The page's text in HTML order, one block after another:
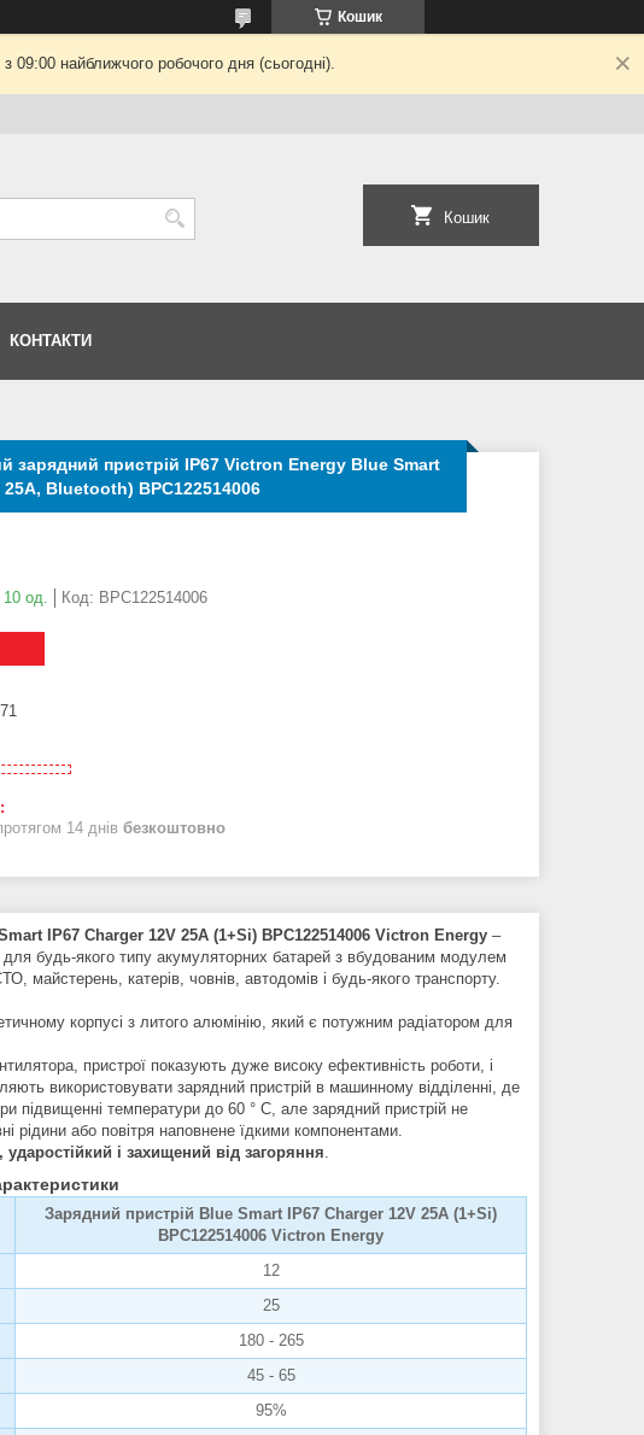
Кошик
09:00 найближчого робочого дня (сьогодні).
Кошик
КОНТАКТИ
зарядний пристрій IP67 Victron Energy Blue Smart
25А, Bluetooth) BPC122514006
10 од. Код: BPC122514006
14 днів безкоштовно
IP67 Charger 12V 25A (1+Si) BPC122514006 Victron Energy –
будь-якого типу акумуляторних батарей з вбудованим модулем
майстерень, катерів, човнів, автодомів і будь-якого транспорту.
корпусі з литого алюмінію, який є потужним радіатором для
пристрої показують дуже високу ефективність роботи, і
використовувати зарядний пристрій в машинному відділенні, де
підвищенні температури до 60 ° С, але зарядний пристрій не
рідини або повітря наповнене їдкими компонентами.
і захищений від загоряння.
Зарядний пристрій Blue Smart IP67 Charger 12V 25A (1+Si)
BPC122514006 Victron Energy
12
25
180 - 265
45 - 65
95%